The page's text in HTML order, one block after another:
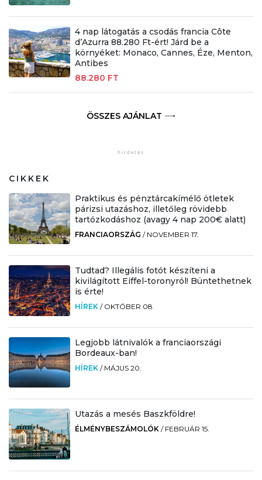
4 nap látogatás a csodás francia Côte
d’Azurra 88.280 Ft-ért! Járd be a
környéket: Monaco, Cannes, Éze, Menton,
Antibes
88.280 FT
ÖSSZES AJÁNLAT
CIKKEK
Praktikus és pénztárcakímélő ötletek
párizsi utazáshoz, illetőleg rövidebb
tartózkodáshoz (avagy 4 nap 200€ alatt)
FRANCIAORSZÁG / NOVEMBER 17.
Tudtad? Illegális fotót készíteni a
kivilágított Eiffel-toronyról! Büntethetnek
is érte!
HÍREK / OKTÓBER 08.
Legjobb látnivalók a franciaországi
Bordeaux-ban!
HÍREK / MÁJUS 20.
Utazás a mesés Baszkföldre!
ÉLMÉNYBESZÁMOLÓK / FEBRUÁR 15.